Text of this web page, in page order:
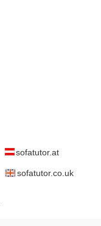
sofatutor.at
sofatutor.co.uk